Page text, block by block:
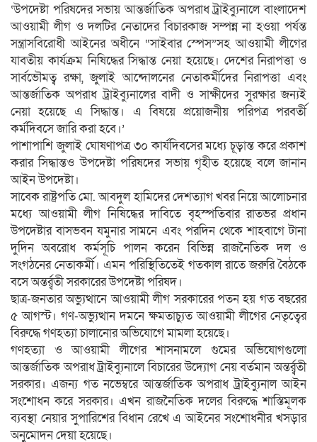
‘উপদেষ্টা পরিষদের সভায় আন্তর্জাতিক অপরাধ ট্রাইব্যুনালে বাংলাদেশ
আওয়ামী লীগ ও দলটির নেতাদের বিচারকাজ সম্পন্ন না হওয়া পর্যন্ত
সন্ত্রাসবিরোধী আইনের অধীনে “‍সাইবার স্পেস”সহ আওয়ামী লীগের
যাবতীয় কার্যক্রম নিষিদ্ধের সিদ্ধান্ত নেয়া হয়েছে। দেশের নিরাপত্তা ও
সার্বভৌমত্ব রক্ষা, জুলাই আন্দোলনের নেতাকর্মীদের নিরাপত্তা এবং
আন্তর্জাতিক অপরাধ ট্রাইব্যুনালের বাদী ও সাক্ষীদের সুরক্ষার জন্যই
নেয়া হয়েছে এ সিদ্ধান্ত। এ বিষয়ে প্রয়োজনীয় পরিপত্র পরবর্তী
কর্মদিবসে জারি করা হবে।’
পাশাপাশি জুলাই ঘোষণাপত্র ৩০ কার্যদিবসের মধ্যে চূড়ান্ত করে প্রকাশ
করার সিদ্ধান্তও উপদেষ্টা পরিষদের সভায় গৃহীত হয়েছে বলে জানান
আইন উপদেষ্টা।
সাবেক রাষ্ট্রপতি মো. আবদুল হামিদের দেশত্যাগ খবর নিয়ে আলোচনার
মধ্যে আওয়ামী লীগ নিষিদ্ধের দাবিতে বৃহস্পতিবার রাতভর প্রধান
উপদেষ্টার বাসভবন যমুনার সামনে এবং পরদিন থেকে শাহবাগে টানা
দুদিন অবরোধ কর্মসূচি পালন করেন বিভিন্ন রাজনৈতিক দল ও
সংগঠনের নেতাকর্মী। এমন পরিস্থিতিতেই গতকাল রাতে জরুরি বৈঠকে
বসে অন্তর্র্বতী সরকারের উপদেষ্টা পরিষদ।
ছাত্র-জনতার অভ্যুত্থানে আওয়ামী লীগ সরকারের পতন হয় গত বছরের
৫ আগস্ট। গণ-অভ্যুত্থান দমনে ক্ষমতাচ্যুত আওয়ামী লীগের নেতৃত্বের
বিরুদ্ধে গণহত্যা চালানোর অভিযোগে মামলা হয়েছে।
গণহত্যা ও আওয়ামী লীগের শাসনামলে গুমের অভিযোগগুলো
আন্তর্জাতিক অপরাধ ট্রাইব্যুনালে বিচারের উদ্যোগ নেয় বর্তমান অন্তর্র্বতী
সরকার। এজন্য গত নভেম্বরে আন্তর্জাতিক অপরাধ ট্রাইব্যুনাল আইন
সংশোধন করে সরকার। এখন রাজনৈতিক দলের বিরুদ্ধে শাস্তিমূলক
ব্যবস্থা নেয়ার সুপারিশের বিধান রেখে এ আইনের সংশোধনীর খসড়ার
অনুমোদন দেয়া হয়েছে।